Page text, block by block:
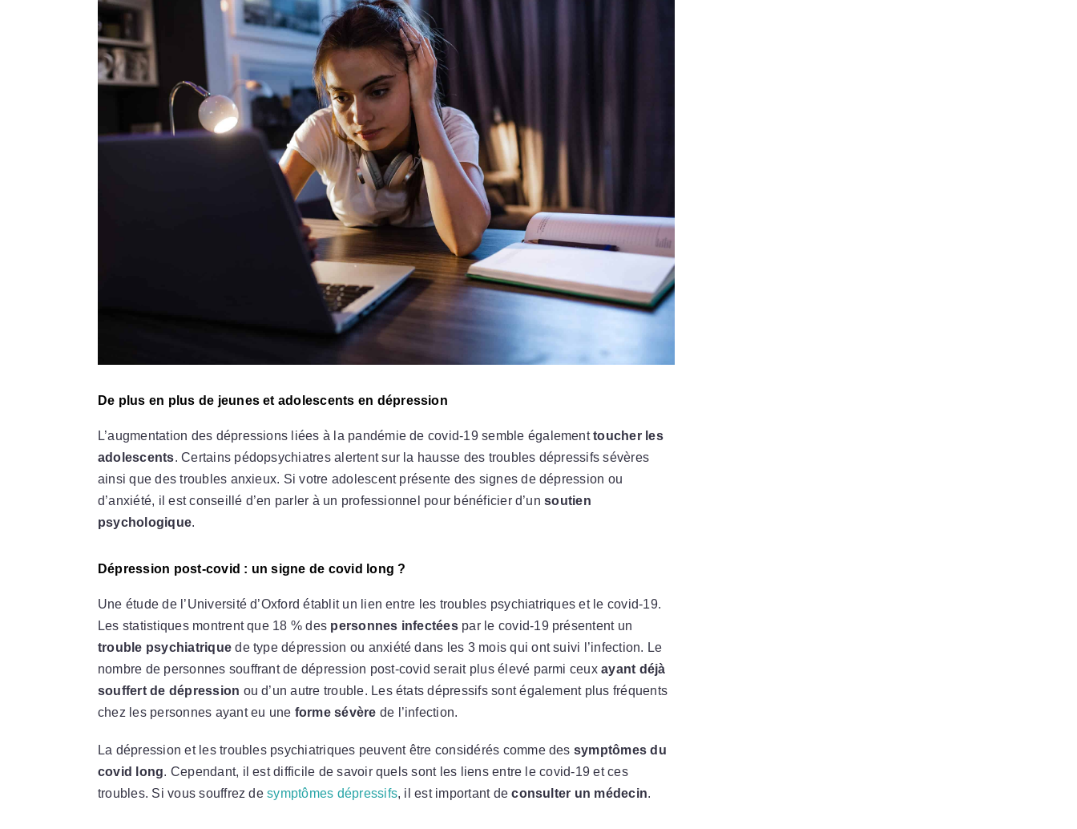
De plus en plus de jeunes et adolescents en dépression
L’augmentation des dépressions liées à la pandémie de covid-19 semble égalementtoucher les
adolescents. Certains pédopsychiatres alertent sur la hausse des troubles dépressifs sévères
ainsi que des troubles anxieux. Si votre adolescent présente des signes de dépression ou
d’anxiété, il est conseillé d’en parler à un professionnel pour bénéficier d’unsoutien
psychologique.
Dépression post-covid : un signe de covid long ?
Une étude de l’Université d’Oxford établit un lien entre les troubles psychiatriques et le covid-19.
Les statistiques montrent que 18 % des personnes infectéespar le covid-19 présentent un
trouble psychiatrique de type dépression ou anxiété dans les 3 mois qui ont suivi l’infection. Le
nombre de personnes souffrant de dépression post-covid serait plus élevé parmi ceuxayant déjà
souffert de dépression ou d’un autre trouble. Les états dépressifs sont également plus fréquents
chez les personnes ayant eu une forme sévère de l’infection.
La dépression et les troubles psychiatriques peuvent être considérés comme des symptômes du
covid long. Cependant, il est difficile de savoir quels sont les liens entre le covid-19 et ces
troubles. Si vous souffrez desymptômes dépressifs, il est important deconsulter un médecin.